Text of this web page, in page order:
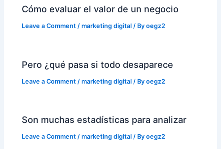
Cómo evaluar el valor de un negocio
Leave a Comment /marketing digital / Byoegz2
Pero ¿qué pasa si todo desaparece
Leave a Comment /marketing digital / Byoegz2
Son muchas estadísticas para analizar
Leave a Comment /marketing digital / Byoegz2